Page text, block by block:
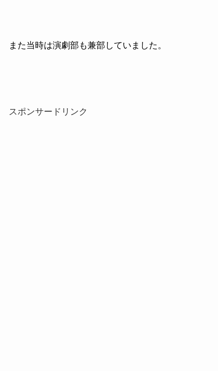
また当時は演劇部も兼部していました。
スポンサードリンク